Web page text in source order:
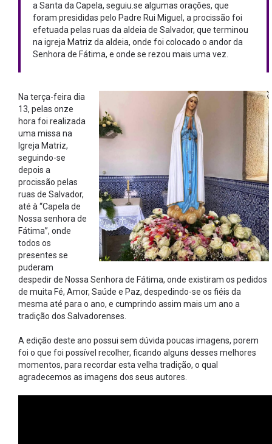
a Santa da Capela, seguiu.se algumas orações, que
foram presididas pelo Padre Rui Miguel, a procissão foi
efetuada pelas ruas da aldeia de Salvador, que terminou
na igreja Matriz da aldeia, onde foi colocado o andor da
Senhora de Fátima, e onde se rezou mais uma vez.
Na terça-feira dia
13, pelas onze
hora foi realizada
uma missa na
Igreja Matriz,
seguindo-se
depois a
procissão pelas
ruas de Salvador,
até à “Capela de
Nossa senhora de
Fátima”, onde
todos os
presentes se
puderam
despedir de Nossa Senhora de Fátima, onde existiram os pedidos
de muita Fé, Amor, Saúde e Paz, despedindo-se os fiéis da
mesma até para o ano, e cumprindo assim mais um ano a
tradição dos Salvadorenses.
A edição deste ano possui sem dúvida poucas imagens, porem
foi o que foi possível recolher, ficando alguns desses melhores
momentos, para recordar esta velha tradição, o qual
agradecemos as imagens dos seus autores.